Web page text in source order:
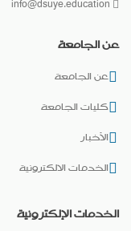
عن الجامعة
عن الجامعة
كليات الجامعة
الأخبار
الخدمات الالكترونية
الخدمات الإلكترونية